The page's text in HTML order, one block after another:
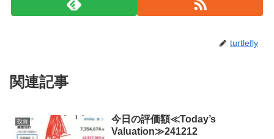
turtlefly
関連記事
投資
今日の評価額≪Today’s
Valuation≫241212